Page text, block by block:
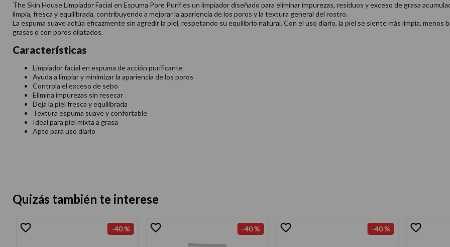
The Skin House Limpiador Facial en Espuma Pore Purif es un limpiador diseñado para eliminar impurezas, residuos y exceso de grasa
limpia, fresca y equilibrada, contribuyendo a mejorar la apariencia de los poros y la textura general del rostro.
La espuma suave actúa eficazmente sin agredir la piel, respetando su equilibrio natural. Con el uso diario, la piel se siente más limpia,
grasas o con poros dilatados.
Características
Limpiador facial en espuma de acción purificante
Ayuda a limpiar y minimizar la apariencia de los poros
Controla el exceso de sebo
Elimina impurezas sin resecar
Deja la piel fresca y equilibrada
Textura espuma suave y confortable
Ideal para piel mixta a grasa
Apto para uso diario
Quizás también te interese
-40 % -40 % -40 %